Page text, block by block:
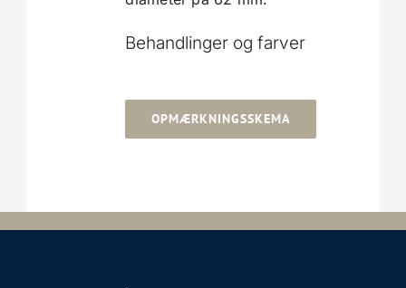
Behandlinger og farver
OPMÆRKNINGSSKEMA